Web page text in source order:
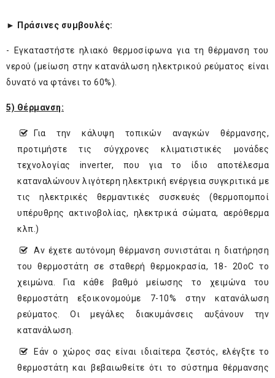
► Πράσινες συμβουλές:
- Εγκαταστήστε ηλιακό θερμοσίφωνα για τη θέρμανση του
νερού (μείωση στην κατανάλωση ηλεκτρικού ρεύματος είναι
δυνατό να φτάνει το 60%).
5) Θέρμανση:
Για την κάλυψη τοπικών αναγκών θέρμανσης,
προτιμήστε τις σύγχρονες κλιματιστικές μονάδες
τεχνολογίας inverter, που για το ίδιο αποτέλεσμα
καταναλώνουν λιγότερη ηλεκτρική ενέργεια συγκριτικά με
τις ηλεκτρικές θερμαντικές συσκευές (θερμοπομποί
υπέρυθρης ακτινοβολίας, ηλεκτρικά σώματα, αερόθερμα
κλπ.)
Αν έχετε αυτόνομη θέρμανση συνιστάται η διατήρηση
του θερμοστάτη σε σταθερή θερμοκρασία, 18- 20oC το
χειμώνα. Για κάθε βαθμό μείωσης το χειμώνα του
θερμοστάτη εξοικονομούμε 7-10% στην κατανάλωση
ρεύματος. Οι μεγάλες διακυμάνσεις αυξάνουν την
κατανάλωση.
Εάν ο χώρος σας είναι ιδιαίτερα ζεστός, ελέγξτε το
θερμοστάτη και βεβαιωθείτε ότι το σύστημα θέρμανσης